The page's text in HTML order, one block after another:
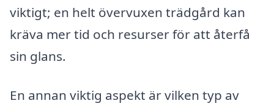
viktigt; en helt övervuxen trädgård kan
kräva mer tid och resurser för att återfå
sin glans.
En annan viktig aspekt är vilken typ av